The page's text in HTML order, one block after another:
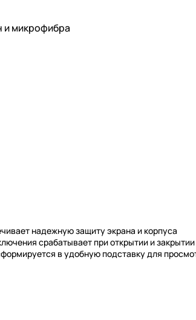
и микрофибра
надежную защиту экрана и корпуса
срабатывает при открытии и закрытии
в удобную подставку для